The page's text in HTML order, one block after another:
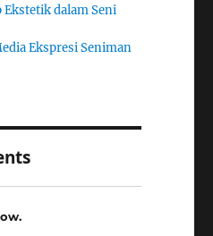
dalam Seni
Ekspresi Seniman